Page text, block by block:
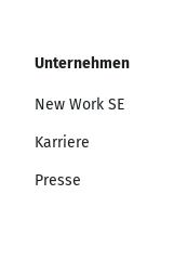
Unternehmen
New Work SE
Karriere
Presse